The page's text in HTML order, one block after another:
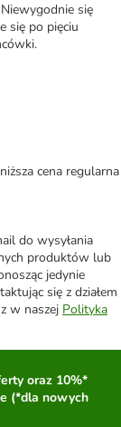
się
się po pięciu
cena regularna
do wysyłania
produktów lub
jedynie
się z działem
w naszej Polityka
oraz 10%*
(*dla nowych